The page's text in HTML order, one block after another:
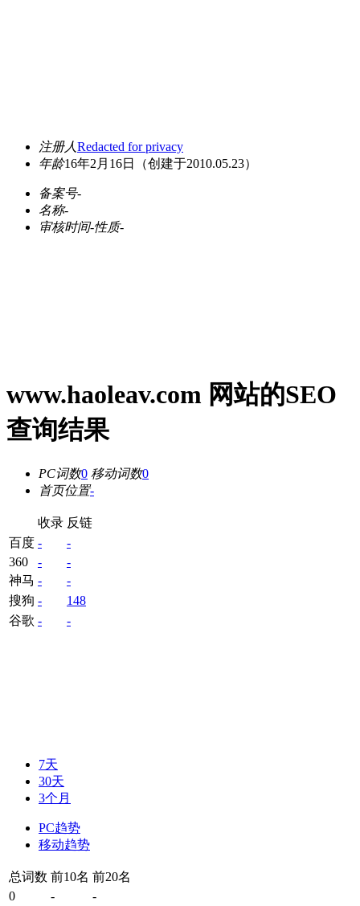
注册人Redacted for privacy
年龄16年2月16日 （创建于2010.05.23）
备案号-
名称-
审核时间-性质-
www.haoleav.com 网站的SEO
查询结果
PC词数0 移动词数0
首页位置-
收录 反链
百度 -
-
360
-
-
神马 -
-
搜狗 -
148
谷歌 - -
7天
30天
3个月
PC趋势
移动趋势
总词数 前10名 前20名
0
-
-